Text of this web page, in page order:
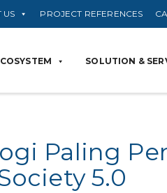
US PROJECT REFERENCES
SOLUTION &
Paling
5.0